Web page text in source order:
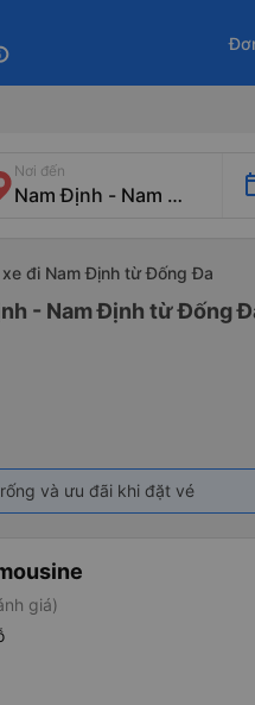
Nơi đến
xe đi Nam Định từ Đống Đa
- Nam Định từ Đống
và ưu đãi khi đặt vé
giá)